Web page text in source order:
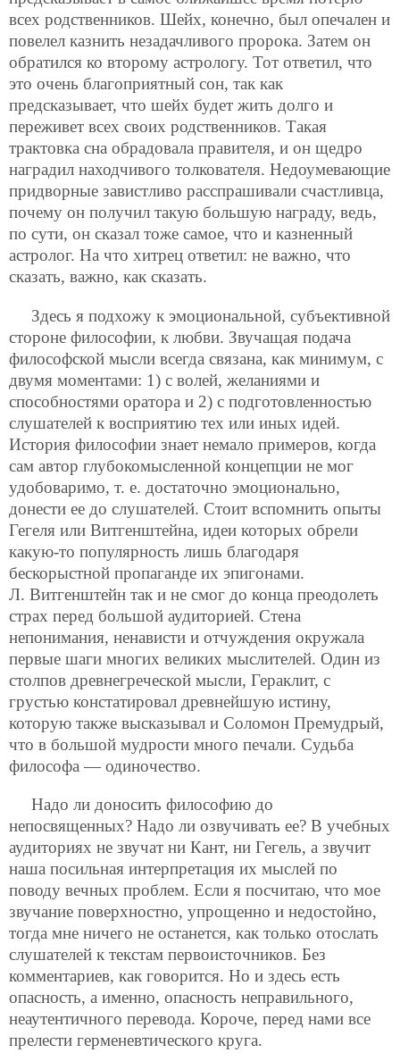
всех родственников. Шейх, конечно, был опечален и
повелел казнить незадачливого пророка. Затем он
обратился ко второму астрологу. Тот ответил, что
это очень благоприятный сон, так как
предсказывает, что шейх будет жить долго и
переживет всех своих родственников. Такая
трактовка сна обрадовала правителя, и он щедро
наградил находчивого толкователя. Недоумевающие
придворные завистливо расспрашивали счастливца,
почему он получил такую большую награду, ведь,
по сути, он сказал тоже самое, что и казненный
астролог. На что хитрец ответил: не важно, что
сказать, важно, как сказать.
Здесь я подхожу к эмоциональной, субъективной
стороне философии, к любви. Звучащая подача
философской мысли всегда связана, как минимум, с
двумя моментами: 1) с волей, желаниями и
способностями оратора и 2) с подготовленностью
слушателей к восприятию тех или иных идей.
История философии знает немало примеров, когда
сам автор глубокомысленной концепции не мог
удобоваримо, т. е. достаточно эмоционально,
донести ее до слушателей. Стоит вспомнить опыты
Гегеля или Витгенштейна, идеи которых обрели
какую-то популярность лишь благодаря
бескорыстной пропаганде их эпигонами.
Л. Витгенштейн так и не смог до конца преодолеть
страх перед большой аудиторией. Стена
непонимания, ненависти и отчуждения окружала
первые шаги многих великих мыслителей. Один из
столпов древнегреческой мысли, Гераклит, с
грустью констатировал древнейшую истину,
которую также высказывал и Соломон Премудрый,
что в большой мудрости много печали. Судьба
философа — одиночество.
Надо ли доносить философию до
непосвященных? Надо ли озвучивать ее? В учебных
аудиториях не звучат ни Кант, ни Гегель, а звучит
наша посильная интерпретация их мыслей по
поводу вечных проблем. Если я посчитаю, что мое
звучание поверхностно, упрощенно и недостойно,
тогда мне ничего не останется, как только отослать
слушателей к текстам первоисточников. Без
комментариев, как говорится. Но и здесь есть
опасность, а именно, опасность неправильного,
неаутентичного перевода. Короче, перед нами все
прелести герменевтического круга.